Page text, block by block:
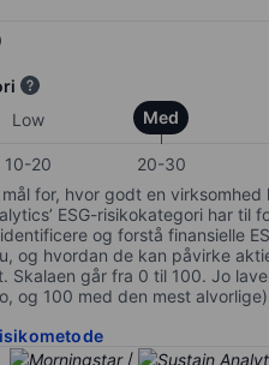
Low Med
10-20 20-30
mål for, hvor godt en
ESG-risikokategori har til
og forstå finansielle
og hvordan de kan påvirke
Skalaen går fra 0 til 100. Jo
og 100 med den mest
/